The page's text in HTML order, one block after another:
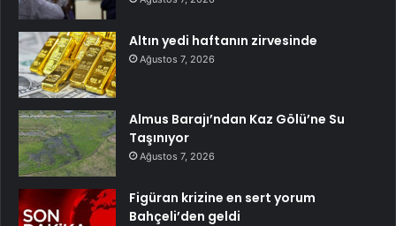
Altın yedi haftanın zirvesinde
Ağustos 7, 2026
Almus Barajı’ndan Kaz Gölü’ne Su
Taşınıyor
Ağustos 7, 2026
Figüran krizine en sert yorum
Bahçeli’den geldi